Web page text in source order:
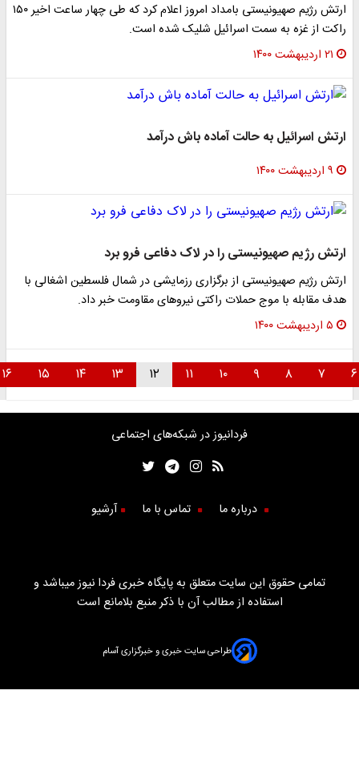
ارتش رژیم صهیونیستی بامداد امروز اعلام کرد که طی چهار ساعت اخیر ۱۵۰
راکت از غزه به سمت اسرائیل شلیک شده است.
۲۱ اردیبهشت ۱۴۰۰
ارتش اسرائیل به حالت آماده باش درآمد
۹ اردیبهشت ۱۴۰۰
ارتش رژیم صهیونیستی را در لاک دفاعی فرو برد
ارتش رژیم صهیونیستی از برگزاری رزمایشی در شمال فلسطین اشغالی با
هدف مقابله با موج حملات راکتی نیروهای مقاومت خبر داد.
۵ اردیبهشت ۱۴۰۰
فردانیوز در شبکه‌های اجتماعی
درباره ما تماس با ما آرشیو
تمامی حقوق این سایت متعلق به پایگاه خبری فردا نیوز میباشد و
استفاده از مطالب آن با ذکر منبع بلامانع است
طراحی سایت خبری و خبرگزاری آسام